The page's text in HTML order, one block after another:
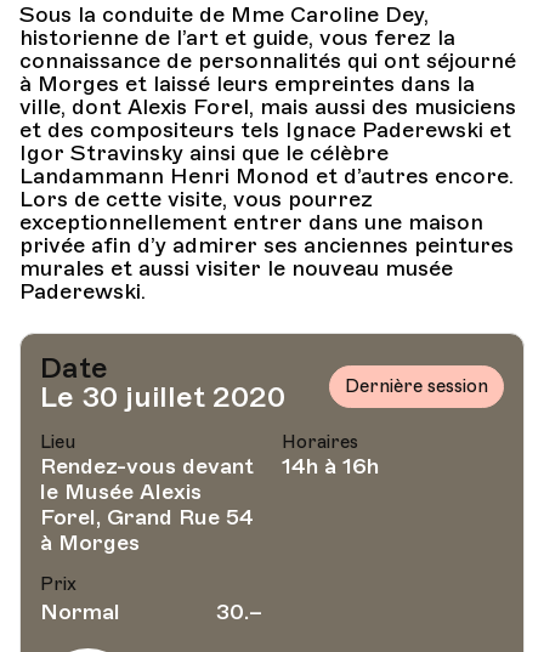
Sous la conduite de Mme Caroline Dey,
historienne de l’art et guide, vous ferez la
connaissance de personnalités qui ont séjourné
à Morges et laissé leurs empreintes dans la
ville, dont Alexis Forel, mais aussi des musiciens
et des compositeurs tels Ignace Paderewski et
Igor Stravinsky ainsi que le célèbre
Landammann Henri Monod et d’autres encore.
Lors de cette visite, vous pourrez
exceptionnellement entrer dans une maison
privée afin d’y admirer ses anciennes peintures
murales et aussi visiter le nouveau musée
Paderewski.
Date
Le 30 juillet 2020
Dernière session
Lieu
Rendez-vous devant
le Musée Alexis
Forel, Grand Rue 54
à Morges
Horaires
14h à 16h
Prix
Normal 30.–